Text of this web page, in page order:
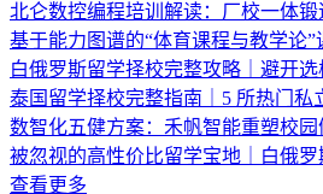
北仑数控编程培训解读：厂校一体
基于能力图谱的“体育课程与教学
白俄罗斯留学择校完整攻略｜避开
泰国留学择校完整指南｜5 所热门私
数智化五健方案：禾帆智能重塑校
被忽视的高性价比留学宝地｜白俄
查看更多